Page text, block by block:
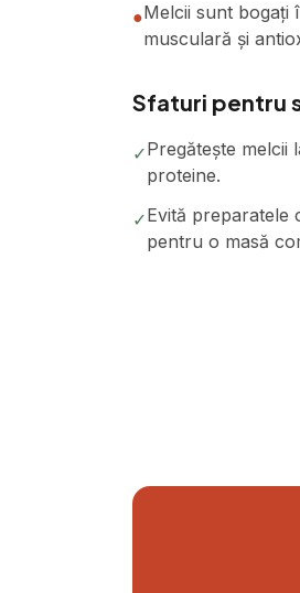
●Melcii sunt bogați
musculară și
Sfaturi pentru
✓Pregătește melcii
proteine.
✓Evită preparatele
pentru o masă